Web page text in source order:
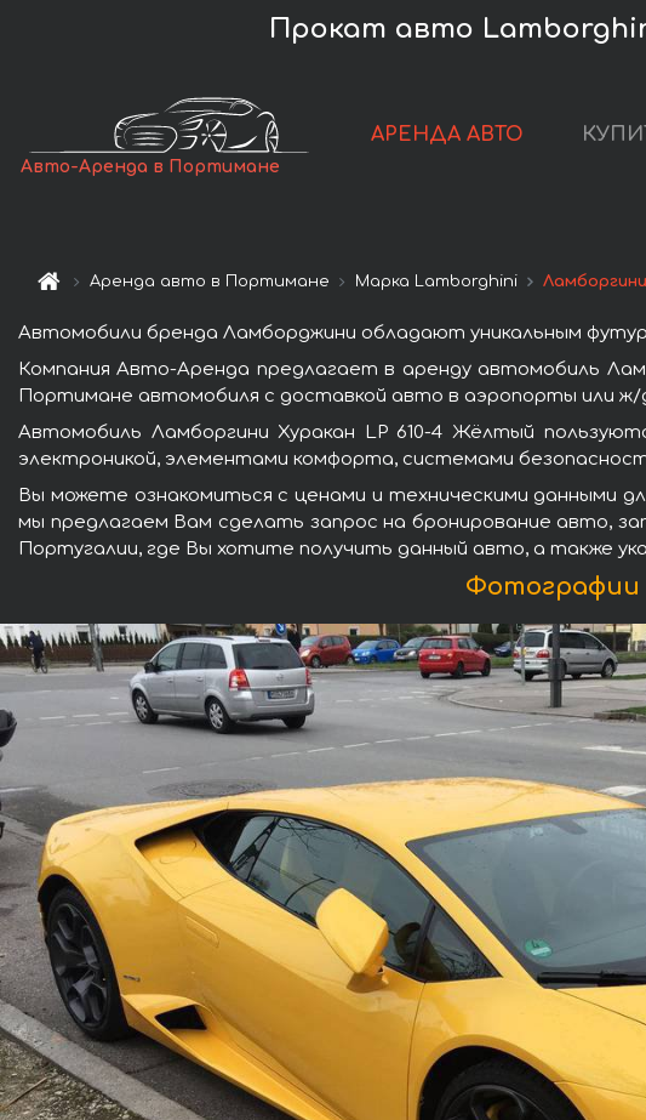
Прокат авто
Авто-Аренда в Портимане
АРЕНДА АВТО
Аренда авто в Портимане Марка Lamborghini
Автомобили бренда Ламборджини обладают уникальным
Компания Авто-Аренда предлагает в аренду автомобиль
Портимане автомобиля с доставкой авто в аэропорты или ж/
Автомобиль Ламборгини Хуракан LP 610-4 Жёлтый
электроникой, элементами комфорта, системами
Вы можете ознакомиться с ценами и техническими данными
мы предлагаем Вам сделать запрос на бронирование авто,
Португалии, где Вы хотите получить данный авто, а также
Фотографии